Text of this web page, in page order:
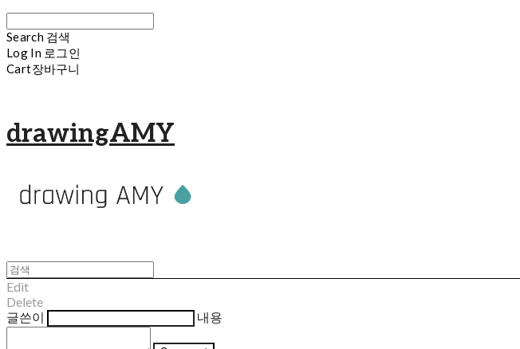
Search 검색
Log In 로그인
Cart장바구니
drawingAMY
Edit
Delete
글쓴이
내용